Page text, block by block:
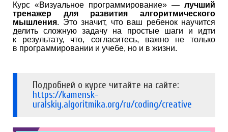
Курс «Визуальное программирование» — лучший
тренажер для развития алгоритмического
мышления. Это значит, что ваш ребенок научится
делить сложную задачу на простые шаги и идти
к результату, что, согласитесь, важно не только
в программировании и учебе, но и в жизни.
Подробней о курсе читайте на сайте:
https://kamensk-
uralskiy.algoritmika.org/ru/coding/creative